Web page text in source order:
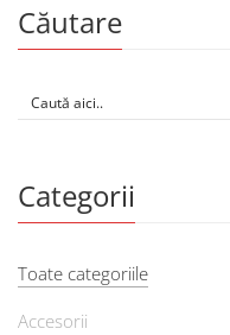
Căutare
Categorii
Toate categoriile
Accesorii